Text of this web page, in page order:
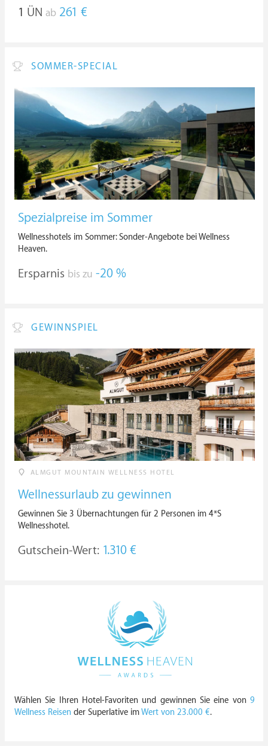
1 ÜN ab 261 €
SOMMER-SPECIAL
Spezialpreise im Sommer
Wellnesshotels im Sommer: Sonder-Angebote bei Wellness
Heaven.
Ersparnis bis zu -20 %
GEWINNSPIEL
ALMGUT MOUNTAIN WELLNESS HOTEL
Wellnessurlaub zu gewinnen
Gewinnen Sie 3 Übernachtungen für 2 Personen im 4*S
Wellnesshotel.
Gutschein-Wert: 1.310 €
Wählen Sie Ihren Hotel-Favoriten und gewinnen Sie eine von 9
Wellness Reisen der Superlative imWert von 23.000 €.